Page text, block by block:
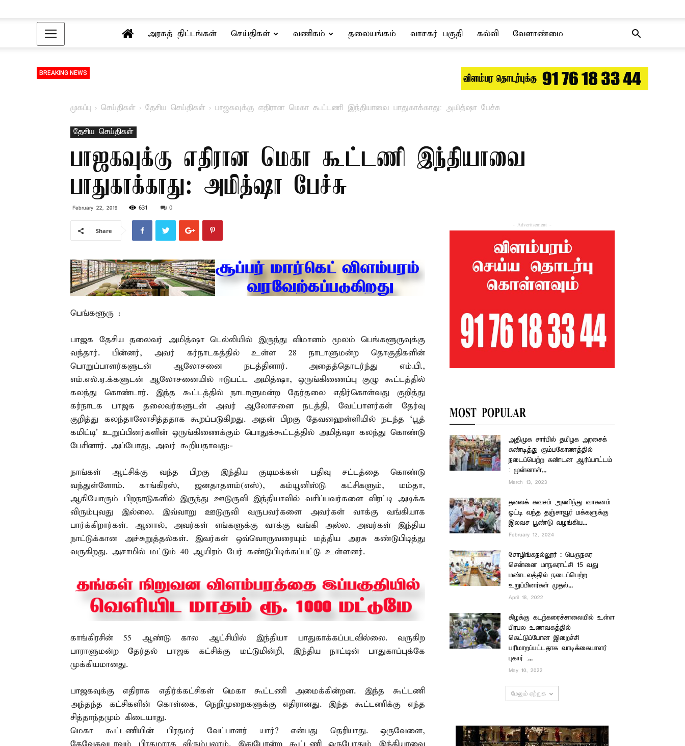
அரசுத் திட்டங்கள் செய்திகள் வணிகம் தலையங்கம் வாசகர் பகுதி கல்வி வேளாண்மை
BREAKING NEWS
முகப்பு செய்திகள் தேசிய செய்திகள் பாஜகவுக்கு எதிரான மெகா கூட்டணி இந்தியாவை பாதுகாக்காது: அமித்ஷா பேச்சு
தேசிய செய்திகள்
பாஜகவுக்கு எதிரான மெகா கூட்டணி இந்தியாவை
பாதுகாக்காது: அமித்ஷா பேச்சு
February 22, 2019 631 0
Share
பெங்களூரு :
பாஜக தேசிய தலைவர் அமித்ஷா டெல்லியில் இருந்து விமானம் மூலம் பெங்களூருவுக்கு
வந்தார். பின்னர், அவர் கர்நாடகத்தில் உள்ள 28 நாடாளுமன்ற தொகுதிகளின்
பொறுப்பாளர்களுடன் ஆலோசனை நடத்தினார். அதைத்தொடர்ந்து எம்.பி.,
எம்.எல்.ஏ.க்களுடன் ஆலோசனையில் ஈடுபட்ட அமித்ஷா, ஒருங்கிணைப்பு குழு கூட்டத்தில்
கலந்து கொண்டார். இந்த கூட்டத்தில் நாடாளுமன்ற தேர்தலை எதிர்கொள்வது குறித்து
கர்நாடக பாஜக தலைவர்களுடன் அவர் ஆலோசனை நடத்தி, வேட்பாளர்கள் தேர்வு
குறித்து கலந்தாலோசித்ததாக கூறப்படுகிறது. அதன் பிறகு தேவனஹள்ளியில் நடந்த ‘பூத்
கமிட்டி’ உறுப்பினர்களின் ஒருங்கிணைக்கும் பொதுக்கூட்டத்தில் அமித்ஷா கலந்து கொண்டு
பேசினார். அப்போது, அவர் கூறியதாவது:-
நாங்கள் ஆட்சிக்கு வந்த பிறகு இந்திய குடிமக்கள் பதிவு சட்டத்தை கொண்டு
வந்துள்ளோம். காங்கிரஸ், ஜனதாதளம்(எஸ்), கம்யூனிஸ்டு கட்சிகளும், மம்தா,
ஆகியோரும் பிறநாடுகளில் இருந்து ஊடுருவி இந்தியாவில் வசிப்பவர்களை விரட்டி அடிக்க
விரும்புவது இல்லை. இவ்வாறு ஊடுருவி வருபவர்களை அவர்கள் வாக்கு வங்கியாக
பார்க்கிறார்கள். ஆனால், அவர்கள் எங்களுக்கு வாக்கு வங்கி அல்ல. அவர்கள் இந்திய
நாட்டுக்கான அச்சுறுத்தல்கள். இவர்கள் ஒவ்வொருவரையும் மத்திய அரசு கண்டுபிடித்து
வருகிறது. அசாமில் மட்டும் 40 ஆயிரம் பேர் கண்டுபிடிக்கப்பட்டு உள்ளனர்.
காங்கிரசின் 55 ஆண்டு கால ஆட்சியில் இந்தியா பாதுகாக்கப்படவில்லை. வருகிற
பாராளுமன்ற தேர்தல் பாஜக கட்சிக்கு மட்டுமின்றி, இந்திய நாட்டின் பாதுகாப்புக்கே
முக்கியமானது.
பாஜகவுக்கு எதிராக எதிர்க்கட்சிகள் மெகா கூட்டணி அமைக்கின்றன. இந்த கூட்டணி
அந்தந்த கட்சிகளின் கொள்கை, நெறிமுறைகளுக்கு எதிரானது. இந்த கூட்டணிக்கு எந்த
சித்தாந்தமும் கிடையாது.
மெகா கூட்டணியின் பிரதமர் வேட்பாளர் யார்? என்பது தெரியாது. ஒருவேளை,
- Advertisement -
MOST POPULAR
அதிமுக சார்பில் தமிழக அரசைக்
கண்டித்து கும்பகோணத்தில்
நடைப்பெற்ற கண்டன ஆர்ப்பாட்டம்
: முன்னாள்...
March 13, 2023
தலைக் கவசம் அணிந்து வாகனம்
ஓட்டி வந்த தஞ்சாவூர் மக்களுக்கு
இலவச பூண்டு வழங்கிய...
February 12, 2024
சோழிங்கநல்லூர் : பெருநகர
சென்னை மாநகராட்சி 15 வது
மண்டலத்தில் நடைப்பெற்ற
உறுப்பினர்கள் முதல்...
April 18, 2022
கிழக்கு கடற்கரைச்சாலையில் உள்ள
பிரபல உணவகத்தில்
கெட்டுப்போன இறைச்சி
பரிமாறப்பட்டதாக வாடிக்கையாளர்
புகார் :...
May 10, 2022
மேலும் ஏற்றுக